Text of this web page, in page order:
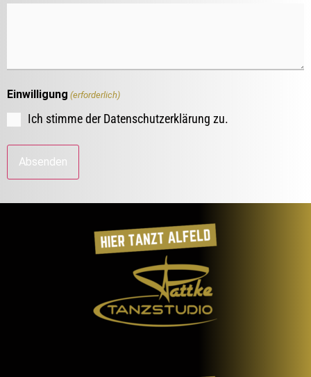
Einwilligung (erforderlich)
Ich stimme der Datenschutzerklärung zu.
Alternative: